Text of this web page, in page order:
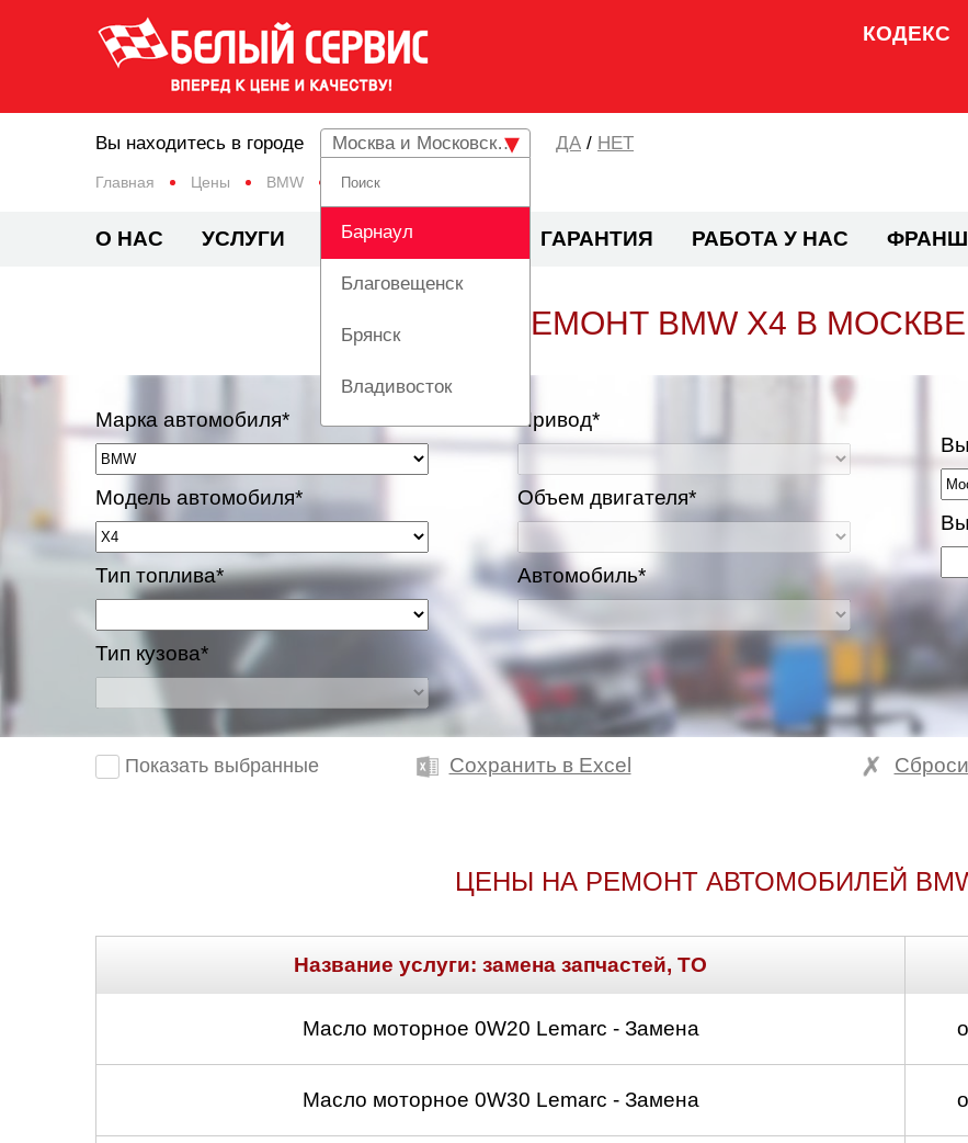
КОДЕКС
Главная Цены BMW X4
Вы находитесь в городе Москва и Московская область
Барнаул
Благовещенск
Брянск
Владивосток
Вологда
Красноярск
Одинцово
/ НЕТ
О НАС УСЛУГИ ЦЕНЫ ГАРАНТИЯ РАБОТА У НАС
РЕМОНТ BMW X4 В МОСКВЕ
Марка автомобиля*
Модель автомобиля*
Тип топлива*
Тип кузова*
Привод*
Объем двигателя*
Автомобиль*
Показать выбранные Сохранить в Excel
ЦЕНЫ НА РЕМОНТ АВТОМОБИЛЕЙ
Название услуги: замена запчастей, ТО
Масло моторное 0W20 Lemarc - Замена
Масло моторное 0W30 Lemarc - Замена